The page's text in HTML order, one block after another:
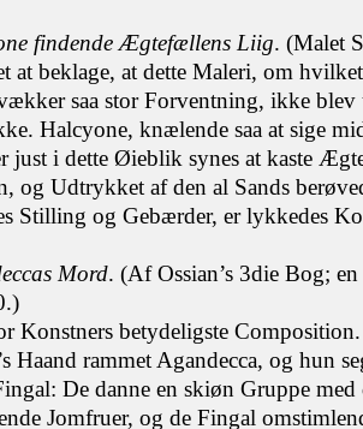
findende Ægtefællens Liig. (Malet
at beklage, at dette Maleri, om
saa stor Forventning, ikke blev
Halcyone, knælende saa at sige
just i dette Øieblik synes at kaste
og Udtrykket af den al Sands
Stilling og Gebærder, er lykkedes
Mord. (Af Ossian’s 3die Bog;
Konstners betydeligste
Haand rammet Agandecca, og hun
De danne en skiøn Gruppe
Jomfruer, og de Fingal